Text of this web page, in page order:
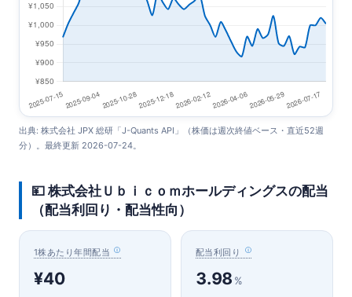
出典: 株式会社 JPX 総研「J-Quants API」（株価は週次終値ベース・直近52週
分）。最終更新 2026-07-24。
💴 株式会社Ｕｂｉｃｏｍホールディングスの配当
（配当利回り・配当性向）
1株あたり年間配当
¥40
配当利回り
3.98 %